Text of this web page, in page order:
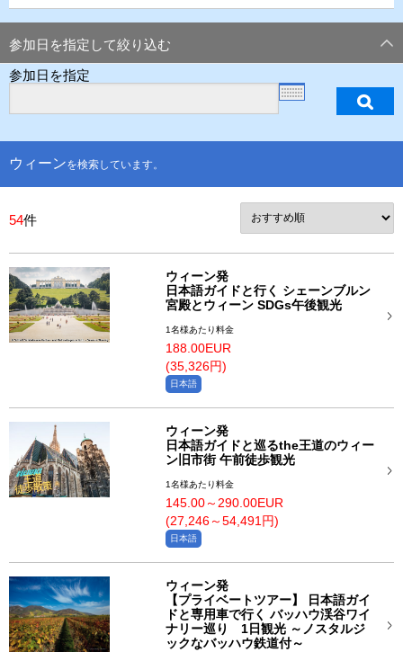
参加日を指定して絞り込む
参加日を指定
ウィーンを検索しています。
54件
ウィーン発
日本語ガイドと行く シェーンブルン
宮殿とウィーン SDGs午後観光
1名様あたり料金
188.00EUR
(35,326円)
日本語
ウィーン発
日本語ガイドと巡るthe王道のウィー
ン旧市街 午前徒歩観光
1名様あたり料金
145.00～290.00EUR
(27,246～54,491円)
日本語
ウィーン発
【プライベートツアー】 日本語ガイ
ドと専用車で行く バッハウ渓谷ワイ
ナリー巡り 1日観光 ～ノスタルジ
ックなバッハウ鉄道付～